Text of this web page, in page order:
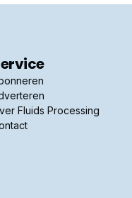
Fluids Processing